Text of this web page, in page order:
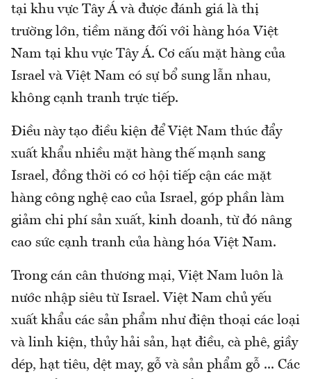
tại khu vực Tây Á và được đánh giá là thị
trường lớn, tiềm năng đối với hàng hóa Việt
Nam tại khu vực Tây Á. Cơ cấu mặt hàng của
Israel và Việt Nam có sự bổ sung lẫn nhau,
không cạnh tranh trực tiếp.
Điều này tạo điều kiện để Việt Nam thúc đẩy
xuất khẩu nhiều mặt hàng thế mạnh sang
Israel, đồng thời có cơ hội tiếp cận các mặt
hàng công nghệ cao của Israel, góp phần làm
giảm chi phí sản xuất, kinh doanh, từ đó nâng
cao sức cạnh tranh của hàng hóa Việt Nam.
Trong cán cân thương mại, Việt Nam luôn là
nước nhập siêu từ Israel. Việt Nam chủ yếu
xuất khẩu các sản phẩm như điện thoại các loại
và linh kiện, thủy hải sản, hạt điều, cà phê, giầy
dép, hạt tiêu, dệt may, gỗ và sản phẩm gỗ ... Các